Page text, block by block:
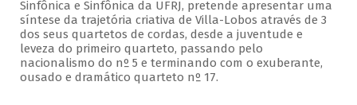
Sinfônica e Sinfônica da UFRJ, pretende apresentar uma
síntese da trajetória criativa de Villa-Lobos através de 3
dos seus quartetos de cordas, desde a juventude e
leveza do primeiro quarteto, passando pelo
nacionalismo do nº 5 e terminando com o exuberante,
ousado e dramático quarteto nº 17.